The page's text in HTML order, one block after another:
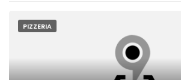
PIZZERIA